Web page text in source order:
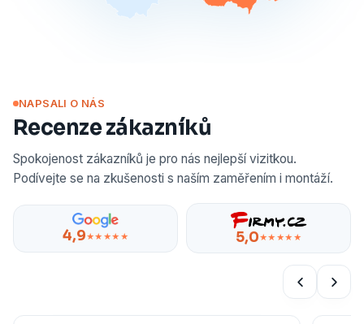
NAPSALI O NÁS
Recenze zákazníků
Spokojenost zákazníků je pro nás nejlepší vizitkou.
Podívejte se na zkušenosti s naším zaměřením i montáží.
4,9★★★★★ 5,0★★★★★